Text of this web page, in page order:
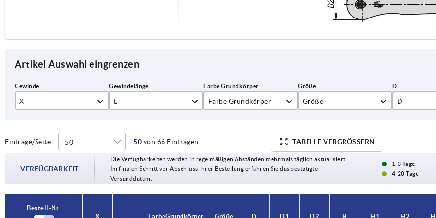
Artikel Auswahl eingrenzen
X
M5
L
15
20
25
Farbe Grundkörper Größe
2
3
D
17
Einträge/Seite 50 von 66 Einträgen TABELLE VERGRÖSSERN
VERFÜGBARKEIT
Die Verfügbarkeiten werden in regelmäßigen Abständen mehrmals täglich aktualisiert.
Im finalen Schritt vor Abschluss Ihrer Bestellung erfahren Sie das bestätigte
Versanddatum.
1-3 Tage
4-20 Tage
Bestell-Nr.
X
Farbe Grundkörper Größe D D1 D2 H H1 H2
Bestell-Nr.
X
Farbe Grundkörper Größe D D1 D2 H H1 H2